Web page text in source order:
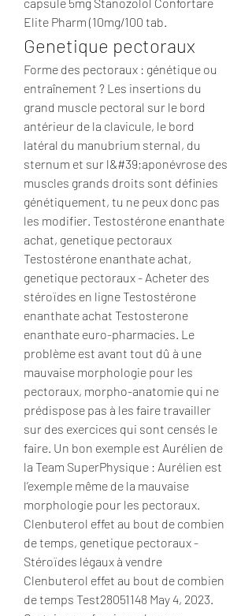
Elite Pharm (10mg/100 tab.
Genetique pectoraux
Forme des pectoraux : génétique ou
entraînement ? Les insertions du
grand muscle pectoral sur le bord
antérieur de la clavicule, le bord
latéral du manubrium sternal, du
sternum et sur l&#39;aponévrose des
muscles grands droits sont définies
génétiquement, tu ne peux donc pas
les modifier. Testostérone enanthate
achat, genetique pectoraux
Testostérone enanthate achat,
genetique pectoraux - Acheter des
stéroïdes en ligne Testostérone
enanthate achat Testosterone
enanthate euro-pharmacies. Le
problème est avant tout dû à une
mauvaise morphologie pour les
pectoraux, morpho-anatomie qui ne
prédispose pas à les faire travailler
sur des exercices qui sont censés le
faire. Un bon exemple est Aurélien de
la Team SuperPhysique : Aurélien est
l’exemple même de la mauvaise
morphologie pour les pectoraux.
Clenbuterol effet au bout de combien
de temps, genetique pectoraux -
Stéroïdes légaux à vendre
Clenbuterol effet au bout de combien
de temps Test28051148 May 4, 2023.